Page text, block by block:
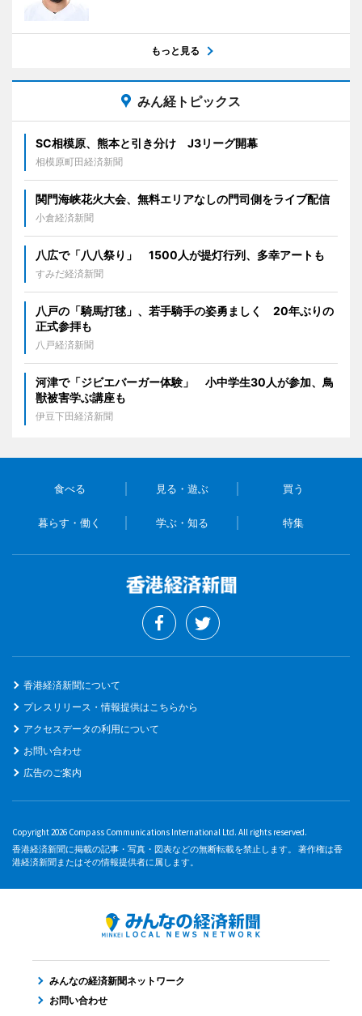
もっと見る
みん経トピックス
SC相模原、熊本と引き分け J3リーグ開幕
相模原町田経済新聞
関門海峡花火大会、無料エリアなしの門司側をライブ配信
小倉経済新聞
八広で「八八祭り」 1500人が提灯行列、多幸アートも
すみだ経済新聞
八戸の「騎馬打毬」、若手騎手の姿勇ましく 20年ぶりの
正式参拝も
八戸経済新聞
河津で「ジビエバーガー体験」 小中学生30人が参加、鳥
獣被害学ぶ講座も
伊豆下田経済新聞
食べる 見る・遊ぶ 買う
暮らす・働く 学ぶ・知る 特集
香港経済新聞について
プレスリリース・情報提供はこちらから
アクセスデータの利用について
お問い合わせ
広告のご案内
Copyright 2026 Compass Communications International Ltd. All rights reserved.
香港経済新聞に掲載の記事・写真・図表などの無断転載を禁止します。 著作権は香
港経済新聞またはその情報提供者に属します。
みんなの経済新聞ネットワーク
お問い合わせ